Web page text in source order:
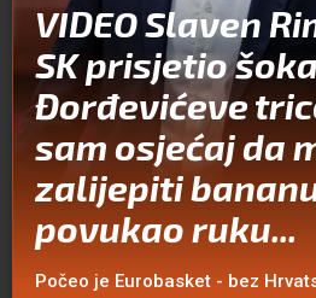
VIDEO Slaven
SK prisjetio
Đorđevićeve
sam osjećaj da
zalijepiti
povukao ruku...
Počeo je Eurobasket - bez